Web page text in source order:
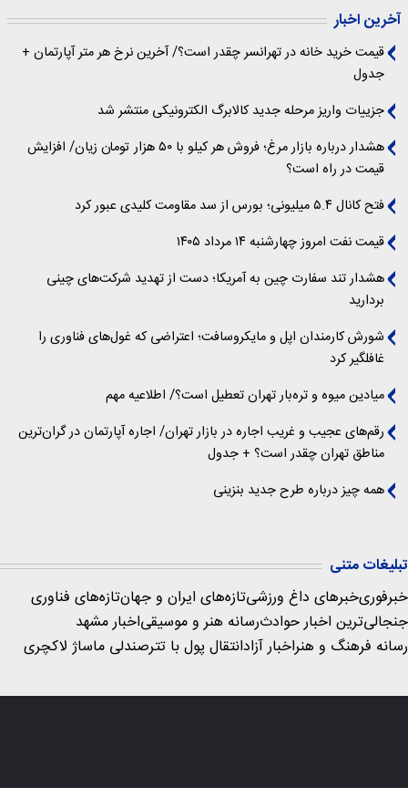
آخرین اخبار
قیمت خرید خانه در تهرانسر چقدر است؟/ آخرین نرخ هر متر آپارتمان +
جدول
جزییات واریز مرحله جدید کالابرگ الکترونیکی منتشر شد
هشدار درباره بازار مرغ؛ فروش هر کیلو با ۵۰ هزار تومان زیان/ افزایش
قیمت در راه است؟
فتح کانال ۵.۴ میلیونی؛ بورس از سد مقاومت کلیدی عبور کرد
قیمت نفت امروز چهارشنبه ۱۴ مرداد ۱۴۰۵
هشدار تند سفارت چین به آمریکا؛ دست از تهدید شرکت‌های چینی
بردارید
شورش کارمندان اپل و مایکروسافت؛ اعتراضی که غول‌های فناوری را
غافلگیر کرد
میادین میوه و تره‌بار تهران تعطیل است؟/ اطلاعیه مهم
رقم‌های عجیب و غریب اجاره در بازار تهران/ اجاره آپارتمان در گران‌ترین
مناطق تهران چقدر است؟ + جدول
همه چیز درباره طرح جدید بنزینی
تبلیغات متنی
خبرفوریخبرهای داغ ورزشیتازه‌های ایران و جهانتازه‌های فناوری
جنجالی‌ترین اخبار حوادثرسانه هنر و موسیقیاخبار مشهد
رسانه فرهنگ و هنراخبار آزادانتقال پول با تترصندلی ماساژ لاکچری